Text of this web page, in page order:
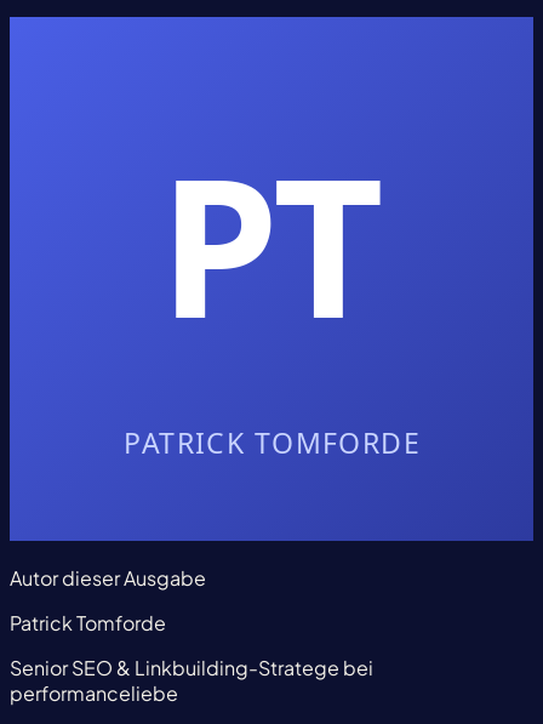
Autor dieser Ausgabe
Patrick Tomforde
Senior SEO & Linkbuilding-Stratege bei
performanceliebe